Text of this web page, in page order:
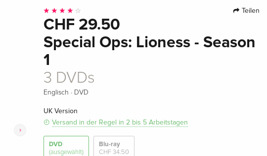
›
Teilen
CHF 29.50
Special Ops: Lioness - Season
1
3 DVDs
Englisch · DVD
UK Version
Versand in der Regel in 2 bis 5 Arbeitstagen
DVD
(ausgewählt)
Blu-ray
CHF 34.50